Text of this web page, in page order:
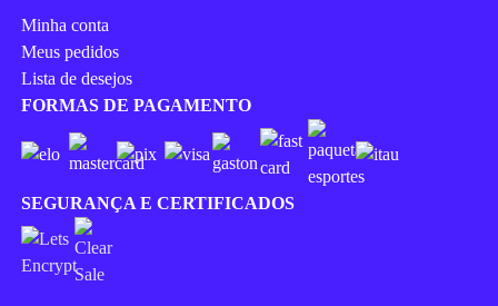
Minha conta
Meus pedidos
Lista de desejos
FORMAS DE PAGAMENTO
SEGURANÇA E CERTIFICADOS